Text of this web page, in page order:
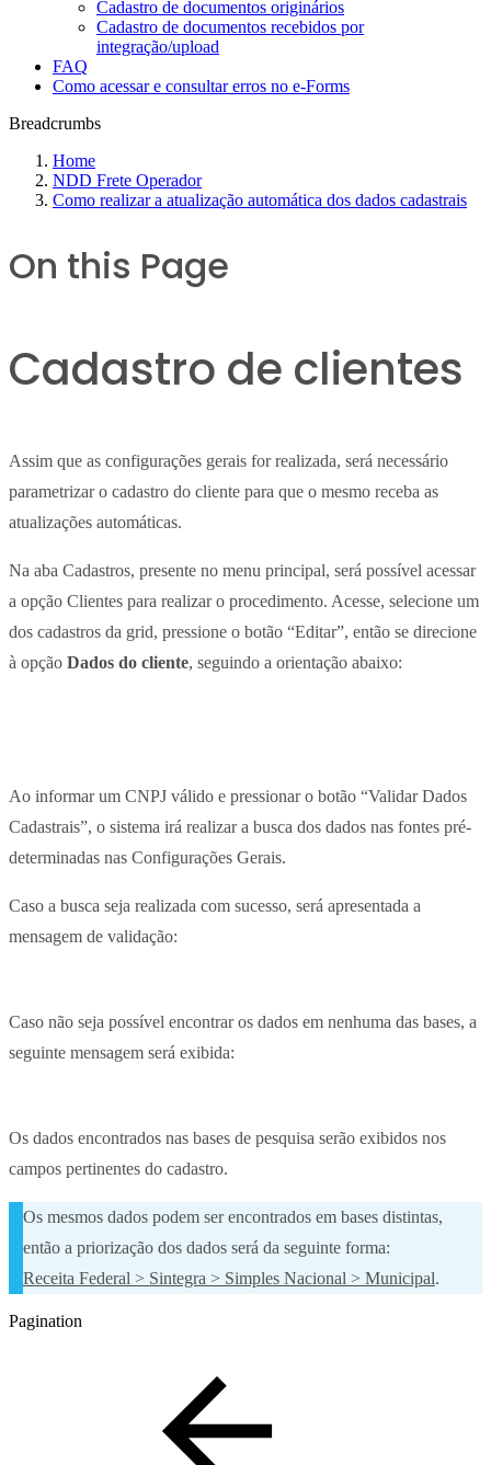
Cadastro de documentos originários
Cadastro de documentos recebidos por
integração/upload
FAQ
Como acessar e consultar erros no e-Forms
Breadcrumbs
Home
NDD Frete Operador
Como realizar a atualização automática dos dados cadastrais
On this Page
Cadastro de clientes
Assim que as configurações gerais for realizada, será necessário
parametrizar o cadastro do cliente para que o mesmo receba as
atualizações automáticas.
Na aba Cadastros, presente no menu principal, será possível acessar
a opção Clientes para realizar o procedimento. Acesse, selecione um
dos cadastros da grid, pressione o botão “Editar”, então se direcione
à opção Dados do cliente, seguindo a orientação abaixo:
Ao informar um CNPJ válido e pressionar o botão “Validar Dados
Cadastrais”, o sistema irá realizar a busca dos dados nas fontes pré-
determinadas nas Configurações Gerais.
Caso a busca seja realizada com sucesso, será apresentada a
mensagem de validação:
Caso não seja possível encontrar os dados em nenhuma das bases, a
seguinte mensagem será exibida:
Os dados encontrados nas bases de pesquisa serão exibidos nos
campos pertinentes do cadastro.
Os mesmos dados podem ser encontrados em bases distintas,
então a priorização dos dados será da seguinte forma:
Receita Federal > Sintegra > Simples Nacional > Municipal.
Pagination